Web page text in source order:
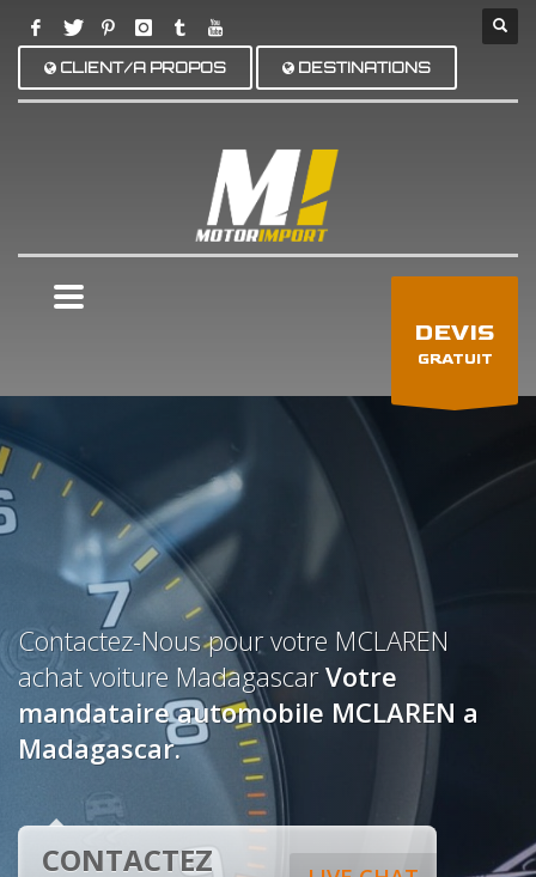
CLIENT/A PROPOS DESTINATIONS
DEVIS
GRATUIT
Contactez-Nous pour votre MCLAREN
achat voiture MadagascarVotre
mandataire automobile MCLAREN a
Madagascar.
CONTACTEZ